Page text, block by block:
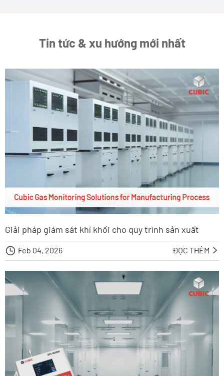
Tin tức & xu hướng mới nhất
Giải pháp giám sát khí khối cho quy trình sản xuất
 Feb 04, 2026 ĐỌC THÊM 